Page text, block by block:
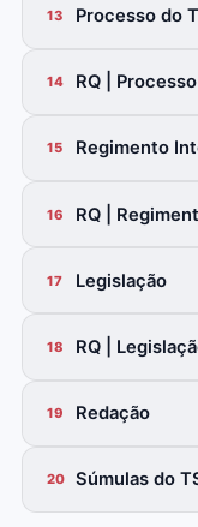
13 Processo do
14 RQ |
15 Regimento
16 RQ |
17 Legislação
18 RQ |
19 Redação
20 Súmulas do